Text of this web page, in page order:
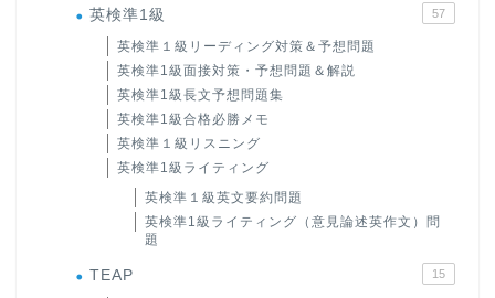
英検準1級 57
英検準１級リーディング対策＆予想問題
英検準1級面接対策・予想問題＆解説
英検準1級長文予想問題集
英検準1級合格必勝メモ
英検準１級リスニング
英検準1級ライティング
英検準１級英文要約問題
英検準1級ライティング（意見論述英作文）問
題
TEAP 15